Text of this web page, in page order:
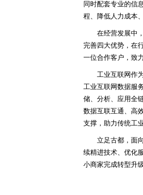
同时配套专业的信
程、降低人力成本
在经营发展中
完善四大优势，在
一位合作客户，致
工业互联网作
工业互联网数据服
储、分析、应用全
数据互联互通、高
支撑，助力传统工
立足古都，面
续精进技术、优化
小商家完成转型升